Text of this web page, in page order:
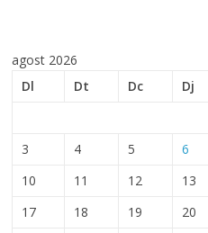
agost 2026
Dl
Dt Dc Dj
3
4 5 6
10
11 12 13
17
18 19 20